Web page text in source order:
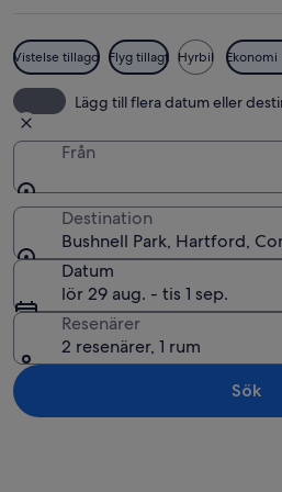
Vistelse tillagd Flyg tillagt Hyrbil Ekonomi
Lägg till flera datum eller
Från
Destination
Bushnell Park, Hartford,
Datum
lör 29 aug. - tis 1 sep.
Resenärer
2 resenärer, 1 rum
Sök